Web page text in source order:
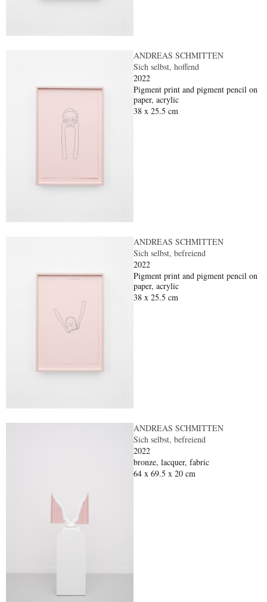
ANDREAS SCHMITTEN
Sich selbst, hoffend
2022
Pigment print and pigment pencil on
paper, acrylic
38 x 25.5 cm
ANDREAS SCHMITTEN
Sich selbst, befreiend
2022
Pigment print and pigment pencil on
paper, acrylic
38 x 25.5 cm
ANDREAS SCHMITTEN
Sich selbst, befreiend
2022
bronze, lacquer, fabric
64 x 69.5 x 20 cm